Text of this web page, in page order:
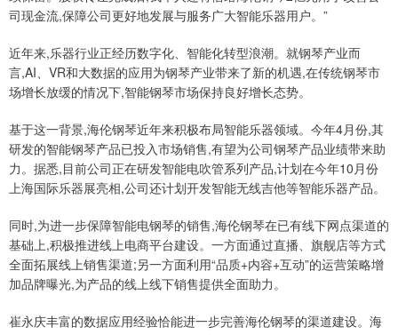
司现金流,保障公司更好地发展与服务广大智能乐器用户。”
近年来,乐器行业正经历数字化、智能化转型浪潮。就钢琴产业而
言,AI、VR和大数据的应用为钢琴产业带来了新的机遇,在传统钢琴市
场增长放缓的情况下,智能钢琴市场保持良好增长态势。
基于这一背景,海伦钢琴近年来积极布局智能乐器领域。今年4月份,其
研发的智能钢琴产品已投入市场销售,有望为公司钢琴产品业绩带来助
力。据悉,目前公司正在研发智能电吹管系列产品,计划在今年10月份
上海国际乐器展亮相,公司还计划开发智能无线吉他等智能乐器产品。
同时,为进一步保障智能电钢琴的销售,海伦钢琴在已有线下网点渠道的
基础上,积极推进线上电商平台建设。一方面通过直播、旗舰店等方式
全面拓展线上销售渠道;另一方面利用“品质+内容+互动”的运营策略增
加品牌曝光,为产品的线上线下销售提供全面助力。
崔永庆丰富的数据应用经验恰能进一步完善海伦钢琴的渠道建设。海